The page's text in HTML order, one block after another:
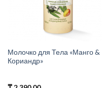
Молочко для Тела «Манго &
Кориандр»